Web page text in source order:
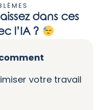
dans ces
l’IA ?
votre travail